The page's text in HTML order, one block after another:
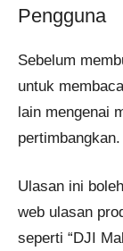
Pengguna
Sebelum
untuk
lain mengenai
pertimbangkan.
Ulasan ini
web ulasan
seperti “DJI